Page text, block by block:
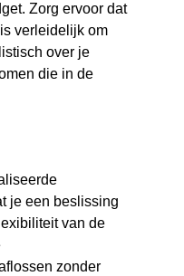
Zorg ervoor dat
verleidelijk om
over je
die in de
je een beslissing
van de
zonder